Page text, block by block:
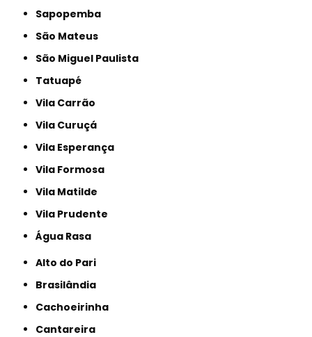
Sapopemba
São Mateus
São Miguel Paulista
Tatuapé
Vila Carrão
Vila Curuçá
Vila Esperança
Vila Formosa
Vila Matilde
Vila Prudente
Água Rasa
Alto do Pari
Brasilândia
Cachoeirinha
Cantareira